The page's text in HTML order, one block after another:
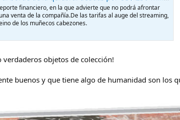
financiero, en la que advierte que no podrá afrontar
venta de la compañía.De las tarifas al auge del streaming,
de los muñecos cabezones.
objetos de colección!
buenos y que tiene algo de humanidad son los